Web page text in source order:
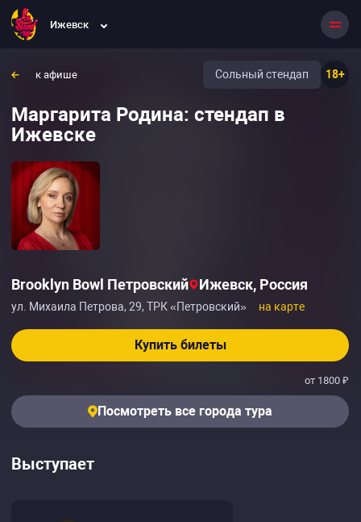
Ижевск
к афише 18+
Сольный стендап
Маргарита Родина: стендап в
Ижевске
Brooklyn Bowl Петровский Ижевск, Россия
ул. Михаила Петрова, 29, ТРК «Петровский» на карте
Купить билеты
от 1800 ₽
Посмотреть все города тура
Выступает